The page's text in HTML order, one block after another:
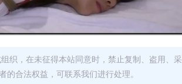
织，在未征得本站同意时，禁止复制、盗用、采
合法权益，可联系我们进行处理。